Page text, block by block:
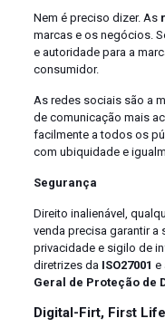
Nem é preciso dizer. As
marcas e os negócios.
e autoridade para a
consumidor.
As redes sociais são a
de comunicação mais
facilmente a todos os
com ubiquidade e
Segurança
Direito inalienável,
venda precisa garantir a
privacidade e sigilo de
diretrizes da ISO27001 e
Geral de Proteção de
Digital-Firt, First Life